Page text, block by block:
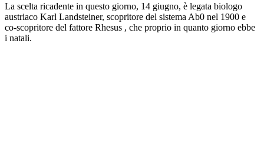
La scelta ricadente in questo giorno, 14 giugno, è legata biologo
austriaco Karl Landsteiner, scopritore del sistema Ab0 nel 1900 e
co-scopritore del fattore Rhesus , che proprio in quanto giorno ebbe
i natali.